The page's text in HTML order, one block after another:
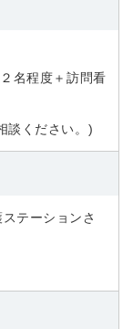
名程度＋訪問看
談ください。)
テーションさ